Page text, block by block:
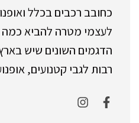
כחובב רכבים בכלל
לעצמי מטרה להביא כמה
הדגמים השונים שיש
רבות לגבי קטנועים,